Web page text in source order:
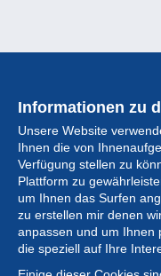
Informationen zu
Unsere Website
Ihnen die von
Verfügung stellen zu
Plattform zu
um Ihnen das Surfen
zu erstellen mir denen
anpassen und um Ihnen
die speziell auf Ihre
Sammlung